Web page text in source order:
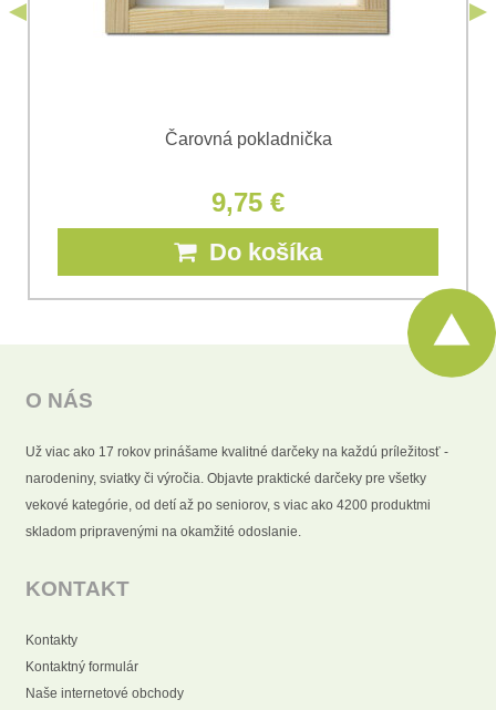
Čarovná pokladnička
9,75 €
Do košíka
O NÁS
Už viac ako 17 rokov prinášame kvalitné darčeky na každú príležitosť -
narodeniny, sviatky či výročia. Objavte praktické darčeky pre všetky
vekové kategórie, od detí až po seniorov, s viac ako 4200 produktmi
skladom pripravenými na okamžité odoslanie.
KONTAKT
Kontakty
Kontaktný formulár
Naše internetové obchody